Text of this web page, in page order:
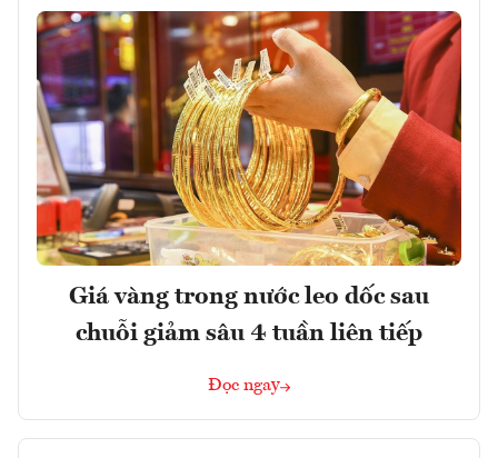
Giá vàng trong nước leo dốc sau
chuỗi giảm sâu 4 tuần liên tiếp
Đọc ngay